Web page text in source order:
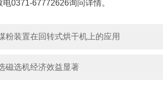
0371-67772626询问详情。
粉装置在回转式烘干机上的应用
磁选机经济效益显著